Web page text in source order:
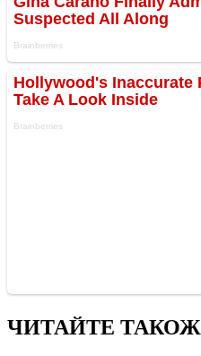
ЧИТАЙТЕ ТАКОЖ